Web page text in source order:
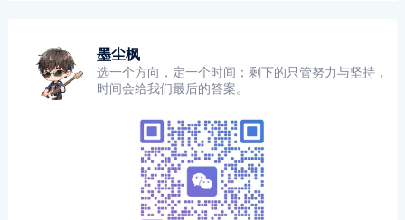
墨尘枫
选一个方向，定一个时间；剩下的只管努力与坚持，
时间会给我们最后的答案。